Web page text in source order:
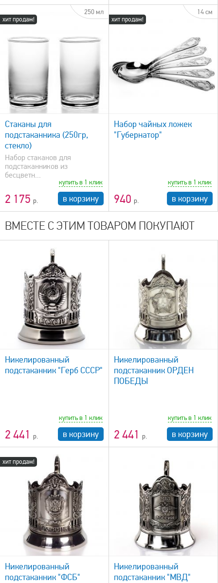
хит продаж!
250 мл
Стаканы для
подстаканника (250гр,
стекло)
Набор стаканов для
подстаканников из
бесцветн...
2 175
купить в 1 клик
в корзину
хит продаж!
14 см
быстрый просмотр
Набор чайных ложек
"Губернатор"
940
купить в 1 клик
в корзину
ВМЕСТЕ С ЭТИМ ТОВАРОМ ПОКУПАЮТ
Никелированный
подстаканник "Герб СССР"
2 441
купить в 1 клик
в корзину
быстрый просмотр
Никелированный
подстаканник ОРДЕН
ПОБЕДЫ
2 441
купить в 1 клик
в корзину
хит продаж!
Никелированный
подстаканник "ФСБ"
быстрый просмотр
Никелированный
подстаканник "МВД"